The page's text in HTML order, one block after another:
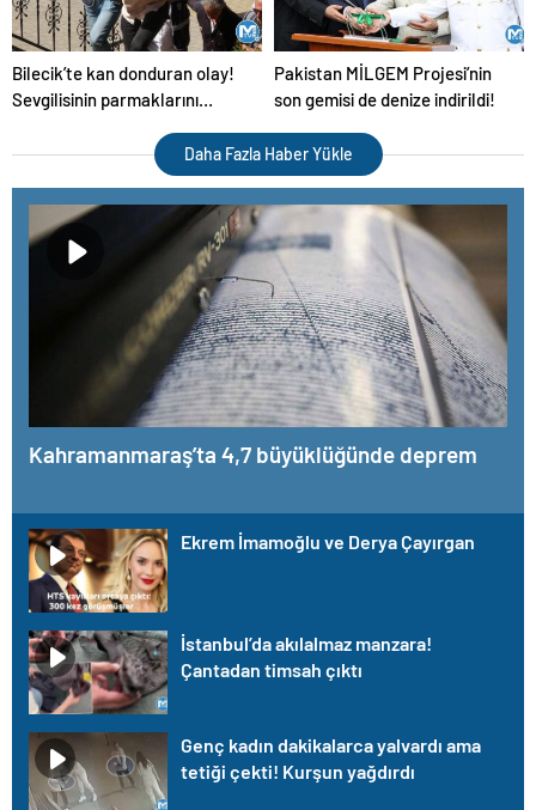
Bilecik’te kan donduran olay!
Sevgilisinin parmaklarını
Pakistan MİLGEM Projesi’nin
son gemisi de denize indirildi!
Daha Fazla Haber Yükle
Kahramanmaraş’ta 4,7 büyüklüğünde deprem
Ekrem İmamoğlu ve Derya Çayırgan
İstanbul’da akılalmaz manzara!
Çantadan timsah çıktı
Genç kadın dakikalarca yalvardı ama
tetiği çekti! Kurşun yağdırdı